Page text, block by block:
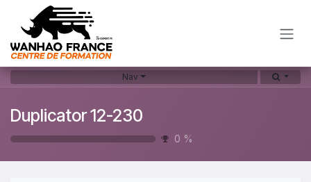
Se rendre au contenu
Nav
Duplicator 12-230
0 %